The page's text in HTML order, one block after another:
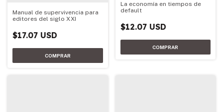
Manual de supervivencia para
editores del siglo XXI
$17.07 USD
La economía en tiempos de
default
$12.07 USD